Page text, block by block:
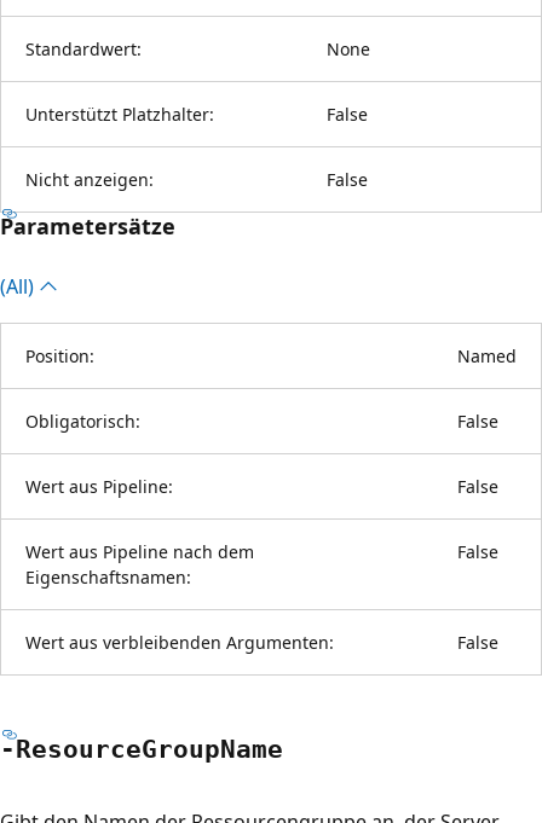
Standardwert: None
Unterstützt Platzhalter: False
Nicht anzeigen: False
Parametersätze
(All)
Position: Named
Obligatorisch: False
Wert aus Pipeline: False
Wert aus Pipeline nach dem
Eigenschaftsnamen:
False
Wert aus verbleibenden Argumenten: False
-ResourceGroupName